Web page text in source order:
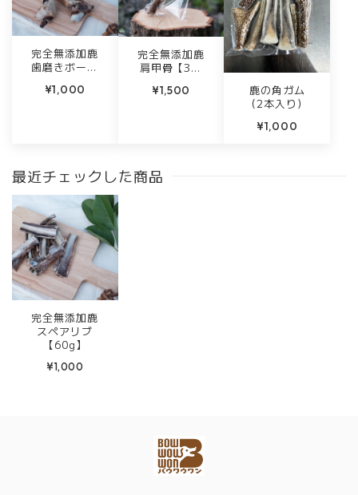
完全無添加鹿
歯磨きボーン
ト】
¥1,000
完全無添加鹿
肩甲骨【3本
¥1,500
鹿の角ガム
（2本入り）
¥1,000
最近チェックした商品
完全無添加鹿
スペアリブ
【60g】
¥1,000